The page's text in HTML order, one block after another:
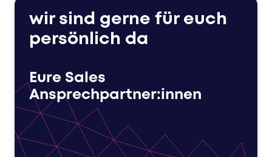
wir sind gerne für euch
persönlich da
Eure Sales
Ansprechpartner:innen